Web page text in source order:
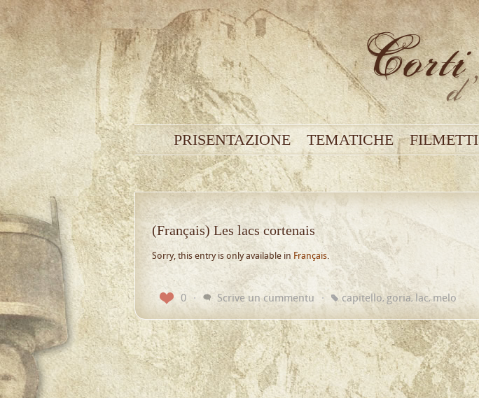
PRISENTAZIONE TEMATICHE FILMETTI
(Français) Les lacs cortenais
Sorry, this entry is only available in Français.
0 Scrive un cummentu capitello, goria, lac,melo